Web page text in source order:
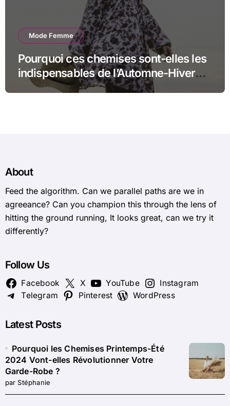
Mode Femme
Pourquoi ces chemises sont-elles les
indispensables de l’Automne-Hiver
2024 ?
About
Feed the algorithm. Can we parallel paths are we in
agreeance? Can you champion this through the lens of
hitting the ground running, It looks great, can we try it
differently?
Follow Us
Facebook X YouTube
Instagram
Telegram
Pinterest WordPress
Latest Posts
Pourquoi les Chemises Printemps-Été
2024 Vont-elles Révolutionner Votre
Garde-Robe ?
par Stéphanie